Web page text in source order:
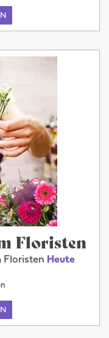
Floristen
Floristen Heute